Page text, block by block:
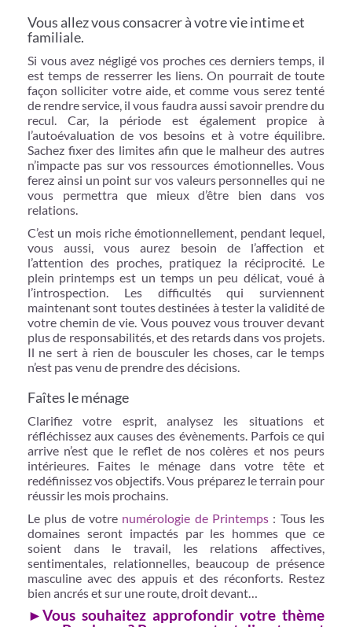
Vous allez vous consacrer à votre vie intime et
familiale.
Si vous avez négligé vos proches ces derniers temps, il
est temps de resserrer les liens. On pourrait de toute
façon solliciter votre aide, et comme vous serez tenté
de rendre service, il vous faudra aussi savoir prendre du
recul. Car, la période est également propice à
l’autoévaluation de vos besoins et à votre équilibre.
Sachez fixer des limites afin que le malheur des autres
n’impacte pas sur vos ressources émotionnelles. Vous
ferez ainsi un point sur vos valeurs personnelles qui ne
vous permettra que mieux d’être bien dans vos
relations.
C’est un mois riche émotionnellement, pendant lequel,
vous aussi, vous aurez besoin de l’affection et
l’attention des proches, pratiquez la réciprocité. Le
plein printemps est un temps un peu délicat, voué à
l’introspection. Les difficultés qui surviennent
maintenant sont toutes destinées à tester la validité de
votre chemin de vie. Vous pouvez vous trouver devant
plus de responsabilités, et des retards dans vos projets.
Il ne sert à rien de bousculer les choses, car le temps
n’est pas venu de prendre des décisions.
Faîtes le ménage
Clarifiez votre esprit, analysez les situations et
réfléchissez aux causes des évènements. Parfois ce qui
arrive n’est que le reflet de nos colères et nos peurs
intérieures. Faites le ménage dans votre tête et
redéfinissez vos objectifs. Vous préparez le terrain pour
réussir les mois prochains.
Le plus de votre numérologie de Printemps : Tous les
domaines seront impactés par les hommes que ce
soient dans le travail, les relations affectives,
sentimentales, relationnelles, beaucoup de présence
masculine avec des appuis et des réconforts. Restez
bien ancrés et sur une route, droit devant…
►Vous souhaitez approfondir votre thème